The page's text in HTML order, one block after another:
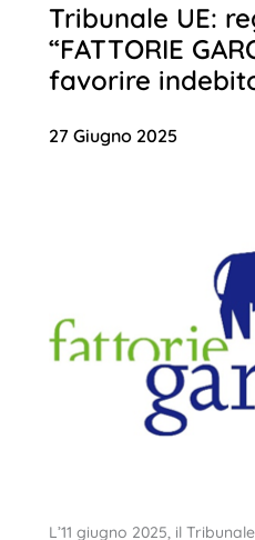
Tribunale UE:
“FATTORIE
favorire
27 Giugno 2025
L’11 giugno 2025, il